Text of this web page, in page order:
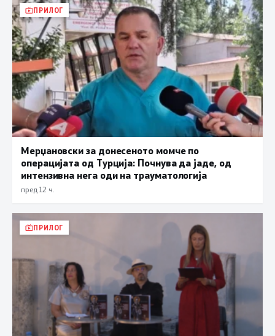
ПРИЛОГ
Мерџановски за донесеното момче по
операцијата од Турција: Почнува да јаде, од
интензивна нега оди на трауматологија
пред 12 ч.
ПРИЛОГ